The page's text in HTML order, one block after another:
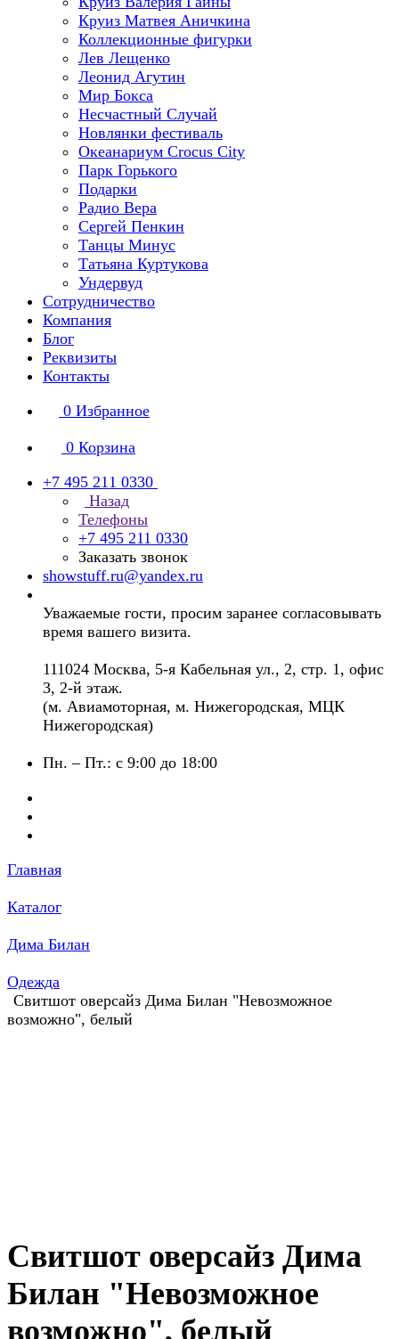
Круиз Матвея Аничкина
Коллекционные фигурки
Лев Лещенко
Леонид Агутин
Мир Бокса
Несчастный Случай
Новлянки фестиваль
Океанариум Crocus City
Парк Горького
Подарки
Радио Вера
Сергей Пенкин
Танцы Минус
Татьяна Куртукова
Ундервуд
Сотрудничество
Компания
Блог
Реквизиты
Контакты
0 Избранное
0 Корзина
+7 495 211 0330
Назад
Телефоны
+7 495 211 0330
Заказать звонок
showstuff.ru@yandex.ru
Уважаемые гости, просим заранее согласовывать
время вашего визита.
111024 Москва, 5-я Кабельная ул., 2, стр. 1, офис
3, 2-й этаж.
(м. Авиамоторная, м. Нижегородская, МЦК
Нижегородская)
Пн. – Пт.: с 9:00 до 18:00
Главная
Каталог
Дима Билан
Одежда
Свитшот оверсайз Дима Билан "Невозможное
возможно", белый
Свитшот оверсайз Дима
Билан "Невозможное
возможно", белый